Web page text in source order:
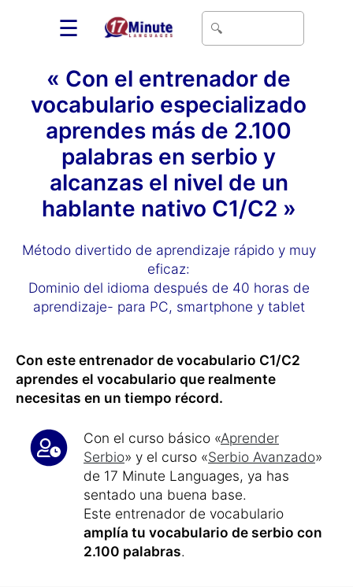
☰
« Con el entrenador de
vocabulario especializado
aprendes más de 2.100
palabras en serbio y
alcanzas el nivel de un
hablante nativo C1/C2 »
Método divertido de aprendizaje rápido y muy
eficaz:
Dominio del idioma después de 40 horas de
aprendizaje- para PC, smartphone y tablet
Con este entrenador de vocabulario C1/C2
aprendes el vocabulario que realmente
necesitas en un tiempo récord.
Con el curso básico «Aprender
Serbio» y el curso «Serbio Avanzado»
de 17 Minute Languages, ya has
sentado una buena base.
Este entrenador de vocabulario
amplía tu vocabulario de serbio con
2.100 palabras.